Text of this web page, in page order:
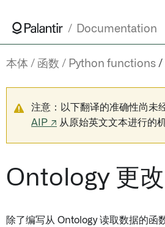
Documentation
本体 函数 Python functions
注意：以下翻译的准确性尚未
AIP ↗ 从原始英文文本进行的
Ontology 更改
除了编写从 Ontology 读取数据的函